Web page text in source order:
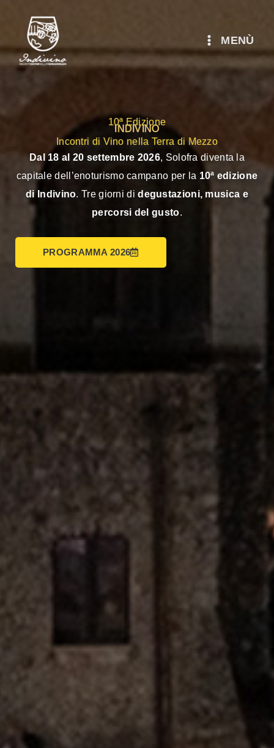
contenuto
MENÙ
10ª Edizione
INDIVINO
Incontri di Vino nella Terra di Mezzo
Dal 18 al 20 settembre 2026, Solofra diventa la
capitale dell’enoturismo campano per la 10ª edizione
di Indivino. Tre giorni di degustazioni, musica e
percorsi del gusto.
PROGRAMMA 2026